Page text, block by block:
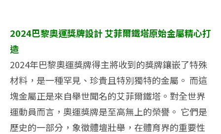
2024巴黎奧運獎牌設計 艾菲爾鐵塔原始金屬精心打
造
2024年巴黎奧運獎牌得主將收到的獎牌鑲嵌了特殊
材料，是一種罕見、珍貴且特別獨特的金屬。 而這
塊金屬正是來自舉世聞名的艾菲爾鐵塔。對全世界
運動員而言，奧運獎牌是至高無上的榮譽。 它們是
歷史的一部分，象徵體壇壯舉，在體育界的重要性